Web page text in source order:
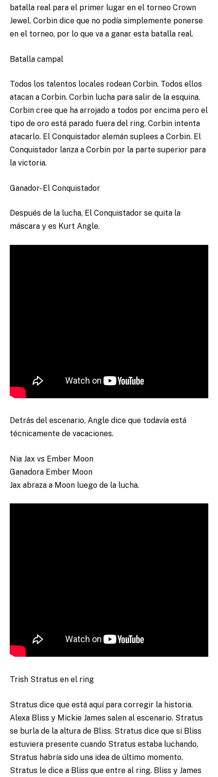
batalla real para el primer lugar en el torneo Crown
Jewel. Corbin dice que no podía simplemente ponerse
en el torneo, por lo que va a ganar esta batalla real.
Batalla campal
Todos los talentos locales rodean Corbin. Todos ellos
atacan a Corbin. Corbin lucha para salir de la esquina.
Corbin cree que ha arrojado a todos por encima pero el
tipo de oro está parado fuera del ring. Corbin intenta
atacarlo. El Conquistador alemán suplees a Corbin. El
Conquistador lanza a Corbin por la parte superior para
la victoria.
Ganador- El Conquistador
Después de la lucha, El Conquistador se quita la
máscara y es Kurt Angle.
Detrás del escenario, Angle dice que todavía está
técnicamente de vacaciones.
Nia Jax vs Ember Moon
Ganadora Ember Moon
Jax abraza a Moon luego de la lucha.
Trish Stratus en el ring
Stratus dice que está aquí para corregir la historia.
Alexa Bliss y Mickie James salen al escenario. Stratus
se burla de la altura de Bliss. Stratus dice que si Bliss
estuviera presente cuando Stratus estaba luchando,
Stratus habría sido una idea de último momento.
Stratus le dice a Bliss que entre al ring. Bliss y James